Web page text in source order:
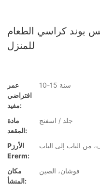
بوند كراسي الطعام
للمنزل
عمر
افتراضي
مفيد:
10-15 سنة
مادة
المقعد:
جلد / اسفنج
Pالأرز
Ererm:
الباب إلى الباب
مكان
المنشأ:
فوشان، الصين